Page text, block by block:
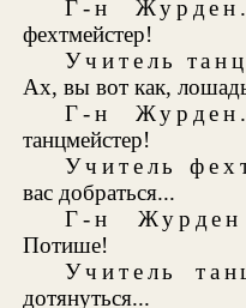
Г-н Журден
фехтмейстер!
Учитель
Ах, вы вот как,
Г-н Журден
танцмейстер!
Учитель
вас добраться...
Г-н Журден
Потише!
Учитель
дотянуться...